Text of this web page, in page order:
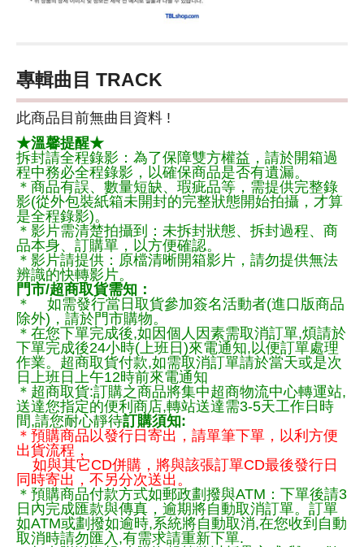
專輯曲目 TRACK
此商品目前無曲目資料 !
★溫馨提醒★
拆封請全程錄影：為了保障雙方權益，請於開箱過
程中務必全程錄影，以確保商品是否有遺漏。
＊商品有誤、數量短缺、瑕疵品等，需提供完整錄
影(從外包裝紙箱未開封的完整狀態開始拍攝，才算
是全程錄影)。
＊影片需清楚拍攝到：未拆封狀態、拆封過程、商
品本身、訂購單，以方便確認。
＊影片請提供：原檔清晰開箱影片，請勿提供無法
辨識的快轉影片。
門市/超商取貨需知：
＊ 如需發行當日取貨參加簽名活動者(進口版商品
除外)，請於門市購物。
＊在您下單完成後,如因個人因素需取消訂單,煩請於
下單完成後24小時(上班日)來電通知,以便訂單處理
作業。超商取貨付款,如需取消訂單請於當天或是次
日上班日上午12時前來電通知
＊超商取貨:訂購之商品將集中超商物流中心轉運站,
送達您指定的便利商店,轉站送達需3-5天工作日時
間,請您耐心靜待訂購須知:
＊預購商品以發行日寄出，請單筆下單，以利方便
出貨流程，
如與其它CD併購，將與該張訂單CD最後發行日
同時寄出，不另分次送出。
＊預購商品付款方式如郵政劃撥與ATM：下單後請3
日內完成匯款與傳真，逾期將自動取消訂單。訂單
如ATM或劃撥如逾時,系統將自動取消,在您收到自動
取消時請勿匯入,有需求請重新下單.